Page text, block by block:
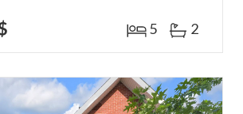
5 2